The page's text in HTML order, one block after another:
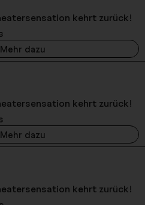
kehrt zurück!​
Mehr dazu Stomp - Donnerstag,
kehrt zurück!​
Mehr dazu Stomp - Freitag, 10.
kehrt zurück!​